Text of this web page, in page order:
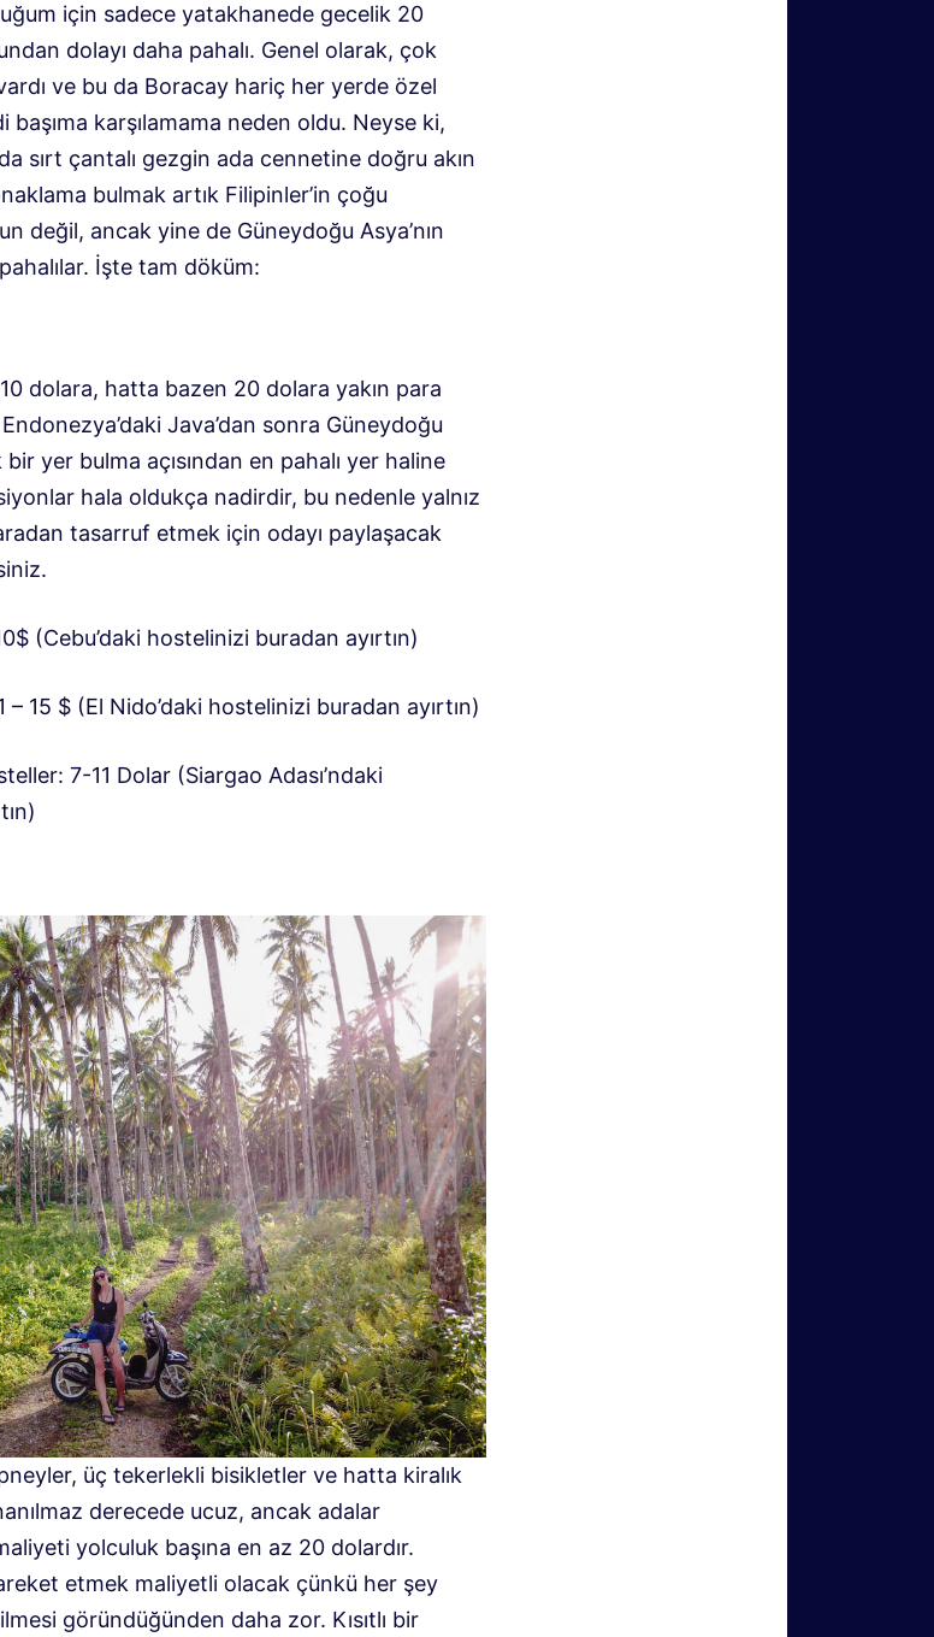
için sadece yatakhanede gecelik 20
dolayı daha pahalı. Genel olarak, çok
ve bu da Boracay hariç her yerde özel
başıma karşılamama neden oldu. Neyse ki,
sırt çantalı gezgin ada cennetine doğru akın
bulmak artık Filipinler’in çoğu
değil, ancak yine de Güneydoğu Asya’nın
İşte tam döküm:
dolara, hatta bazen 20 dolara yakın para
Java’dan sonra Güneydoğu
bir yer bulma açısından en pahalı yer haline
hala oldukça nadirdir, bu nedenle yalnız
tasarruf etmek için odayı paylaşacak
(Cebu’daki hostelinizi buradan ayırtın)
– 15 $ (El Nido’daki hostelinizi buradan ayırtın)
7-11 Dolar (Siargao Adası’ndaki
üç tekerlekli bisikletler ve hatta kiralık
derecede ucuz, ancak adalar
yolculuk başına en az 20 dolardır.
etmek maliyetli olacak çünkü her şey
göründüğünden daha zor. Kısıtlı bir